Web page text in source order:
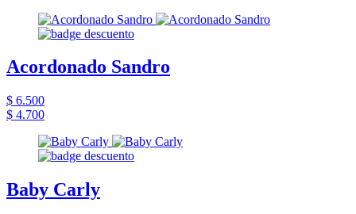
Acordonado Sandro
$ 6.500
$ 4.700
Baby Carly